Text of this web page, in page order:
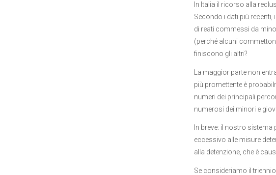
In Italia il ricorso alla
Secondo i dati più recenti,
di reati commessi da
(perché alcuni
finiscono gli altri?
La maggior parte non
più promettente è
numeri dei principali
numerosi dei minori e
In breve: il nostro
eccessivo alle misure
alla detenzione, che è
Se consideriamo il